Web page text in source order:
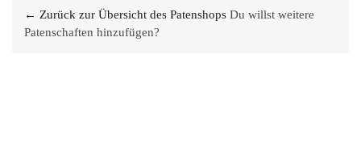
← Zurück zur Übersicht des Patenshops Du willst weitere
Patenschaften hinzufügen?